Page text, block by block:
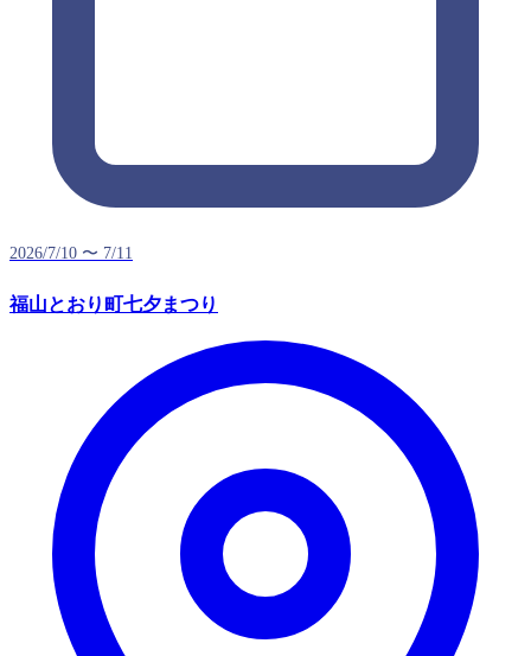
2026/7/10 〜 7/11
福山とおり町七夕まつり